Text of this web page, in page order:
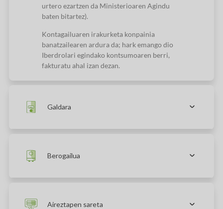
urtero ezartzen da Ministerioaren Agindu
baten bitartez).
Kontagailuaren irakurketa konpainia
banatzailearen ardura da; hark emango dio
Iberdrolari egindako kontsumoaren berri,
fakturatu ahal izan dezan.
Galdara
Berogailua
Aireztapen sareta